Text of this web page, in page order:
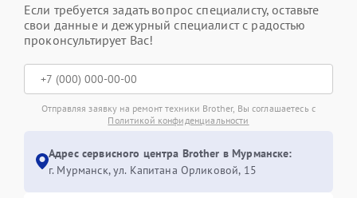
Если требуется задать вопрос специалисту, оставьте
свои данные и дежурный специалист с радостью
проконсультирует Вас!
Отправляя заявку на ремонт техники Brother, Вы соглашаетесь с
Политикой конфиденциальности
Адрес сервисного центра Brother в Мурманске:
г. Мурманск, ул. Капитана Орликовой, 15